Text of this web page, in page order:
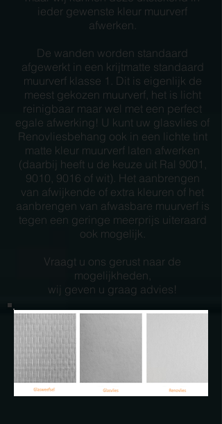
ieder gewenste kleur muurverf
afwerken.
De wanden worden standaard
afgewerkt in een krijtmatte standaard
muurverf klasse 1. Dit is eigenlijk de
meest gekozen muurverf, het is licht
reinigbaar maar wel met een perfect
egale afwerking! U kunt uw glasvlies of
Renovliesbehang ook in een lichte tint
matte kleur muurverf laten afwerken
(daarbij heeft u de keuze uit Ral 9001,
9010, 9016 of wit). Het aanbrengen
van afwijkende of extra kleuren of het
aanbrengen van afwasbare muurverf is
tegen een geringe meerprijs uiteraard
ook mogelijk.
Vraagt u ons gerust naar de
mogelijkheden,
wij geven u graag advies!